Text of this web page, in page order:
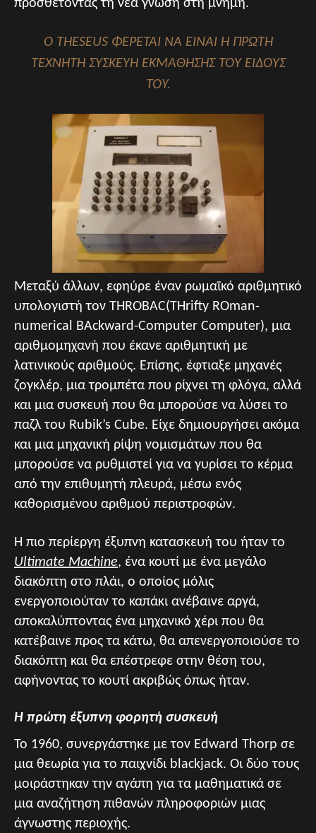
προσθέτοντας τη νέα γνώση στη μνήμη.
Ο THESEUS ΦΈΡΕΤΑΙ ΝΑ ΕΊΝΑΙ Η ΠΡΏΤΗ
ΤΕΧΝΗΤΉ ΣΥΣΚΕΥΉ ΕΚΜΆΘΗΣΗΣ ΤΟΥ ΕΊΔΟΥΣ
ΤΟΥ.
Μεταξύ άλλων, εφηύρε έναν ρωμαϊκό αριθμητικό
υπολογιστή τον THROBAC(THrifty ROman-
numerical BAckward-Computer Computer), μια
αριθμομηχανή που έκανε αριθμητική με
λατινικούς αριθμούς. Επίσης, έφτιαξε μηχανές
ζογκλέρ, μια τρομπέτα που ρίχνει τη φλόγα, αλλά
και μια συσκευή που θα μπορούσε να λύσει το
παζλ του Rubik’s Cube. Είχε δημιουργήσει ακόμα
και μια μηχανική ρίψη νομισμάτων που θα
μπορούσε να ρυθμιστεί για να γυρίσει το κέρμα
από την επιθυμητή πλευρά, μέσω ενός
καθορισμένου αριθμού περιστροφών.
Η πιο περίεργη έξυπνη κατασκευή του ήταν το
Ultimate Machine, ένα κουτί με ένα μεγάλο
διακόπτη στο πλάι, ο οποίος μόλις
ενεργοποιούταν το καπάκι ανέβαινε αργά,
αποκαλύπτοντας ένα μηχανικό χέρι που θα
κατέβαινε προς τα κάτω, θα απενεργοποιούσε το
διακόπτη και θα επέστρεφε στην θέση του,
αφήνοντας το κουτί ακριβώς όπως ήταν.
Η πρώτη έξυπνη φορητή συσκευή
Το 1960, συνεργάστηκε με τον Edward Thorp σε
μια θεωρία για το παιχνίδι blackjack. Οι δύο τους
μοιράστηκαν την αγάπη για τα μαθηματικά σε
μια αναζήτηση πιθανών πληροφοριών μιας
άγνωστης περιοχής.